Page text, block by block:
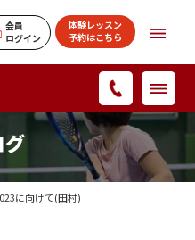
会員
ログイン
体験レッスン
予約はこちら
グ
に向けて(田村)